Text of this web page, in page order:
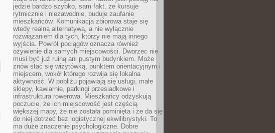
jedzie bardzo szybko, sam fakt, że kursuje
rytmicznie i niezawodnie, buduje zaufanie
mieszkańców. Komunikacja zbiorowa staje się
wtedy realną alternatywą, a nie wyłącznie
rozwiązaniem dla tych, którzy nie mają innego
wyjścia. Powrót pociągów oznacza również
ożywienie dla samych miejscowości. Dworzec nie
musi być już ruiną ani pustym budynkiem. Może
znów stać się wizytówką, punktem orientacyjnym i
miejscem, wokół którego rozwija się lokalna
aktywność. W pobliżu pojawiają się usługi, małe
sklepy, kawiarnie, parkingi przesiadkowe i
infrastruktura rowerowa. Mieszkańcy odzyskują
poczucie, że ich miejscowość jest częścią
większej mapy, że nie została pominięta i że da się
do niej dotrzeć bez logistycznej ekwilibrystyki. To
ma duże znaczenie psychologiczne. Dobre